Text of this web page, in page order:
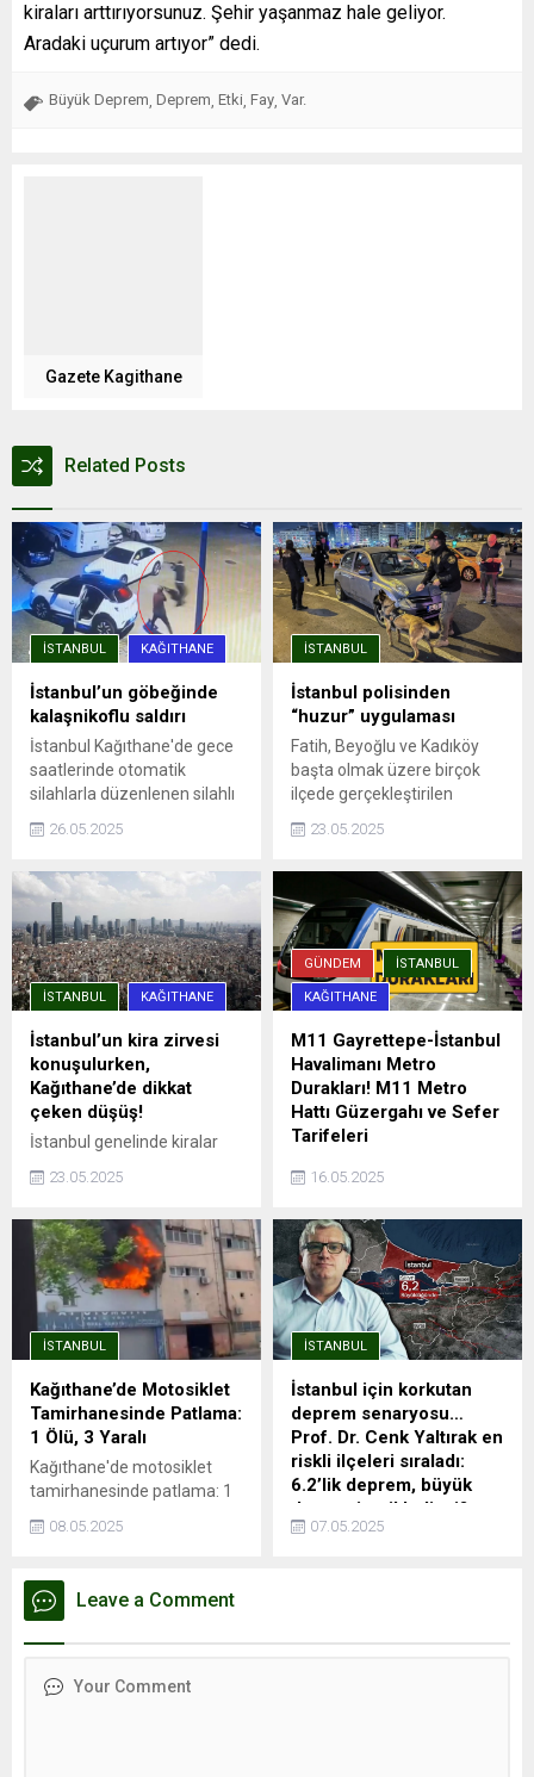
kiraları arttırıyorsunuz. Şehir yaşanmaz hale geliyor.
Aradaki uçurum artıyor” dedi.
Büyük Deprem, Deprem, Etki, Fay, Var.
Gazete Kagithane
Related Posts
İSTANBUL KAĞITHANE
İstanbul’un göbeğinde
kalaşnikoflu saldırı
İstanbul Kağıthane'de gece
saatlerinde otomatik
silahlarla düzenlenen silahlı
Ümit Engin şans eseri yara
güvenlik kamerasına
yansıdı.
26.05.2025
İSTANBUL
İstanbul polisinden
“huzur” uygulaması
Fatih, Beyoğlu ve Kadıköy
başta olmak üzere birçok
ilçede gerçekleştirilen
müdürlükleri, Asayiş, Özel
Denetleme şube
müdürlüklerinden ekipler
katıldı. Uygulama
noktalarında durdurulan
araçlar detaylı ...
23.05.2025
İSTANBUL KAĞITHANE
İstanbul’un kira zirvesi
konuşulurken,
Kağıthane’de dikkat
çeken düşüş!
İstanbul genelinde kiralar
rekor seviyelere ulaşırken,
Sarıyer, Beşiktaş ve Kadıköy
90 bin TL’yi aşmış durumda.
Endeksa verilerine göre,
İstanbul’da kira fiyatları bir
önceki yıla göre %41,49
artarak ortalama 26.490
TL’ye yükseldi. Ancak bu
genel artış trendinin aksine,
Kağıthane kiralık ve satılık
konut değer artışında
İstanbul’un en...
23.05.2025
GÜNDEM İSTANBUL
KAĞITHANE
M11 Gayrettepe-İstanbul
Havalimanı Metro
Durakları! M11 Metro
Hattı Güzergahı ve Sefer
Tarifeleri
İstanbul'da şehrin dört bir
yanına hızlı ve güvenli
metro hatları, aynı zamanda
trafik sorununa da büyük
ölçüde çözüm oluyor.
Avrupa Yakası'nda önemli
aktarma istasyonları ile
entegrasyonu olan ve
İstanbul Havalimanı'na ...
16.05.2025
İSTANBUL
Kağıthane’de Motosiklet
Tamirhanesinde Patlama:
1 Ölü, 3 Yaralı
Kağıthane'de motosiklet
tamirhanesinde patlama: 1
esnasında depoda mahsur
kaybettiİSTANBUL - İstanbul
Kağıthane'de motosiklet
meydana geldiği iddia edildi.
08.05.2025
İSTANBUL
İstanbul için korkutan
deprem senaryosu…
Prof. Dr. Cenk Yaltırak en
riskli ilçeleri sıraladı:
6.2’lik deprem, büyük
depremi tetikledi mi?
İTÜ Jeoloji Mühendisliği
07.05.2025
Leave a Comment